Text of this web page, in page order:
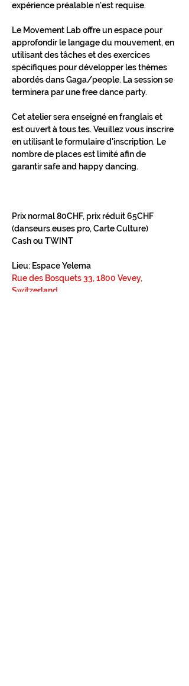
expérience préalable n'est requise.
Le Movement Lab offre un espace pour
approfondir le langage du mouvement, en
utilisant des tâches et des exercices
spécifiques pour développer les thèmes
abordés dans Gaga/people. La session se
terminera par une free dance party.
Cet atelier sera enseigné en franglais et
est ouvert à tous.tes. Veuillez vous inscrire
en utilisant le formulaire d'inscription. Le
nombre de places est limité afin de
garantir safe and happy dancing.
Prix normal 80CHF, prix réduit 65CHF
(danseurs.euses pro, Carte Culture)
Cash ou TWINT
Lieu: Espace Yelema
Rue des Bosquets 33, 1800 Vevey,
Switzerland